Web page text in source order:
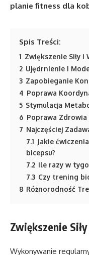
planie fitness dla
Spis Treści:
1 Zwiększenie Siły i
2 Ujędrnienie i
3 Zapobieganie
4 Poprawa
5 Stymulacja
6 Poprawa Zdrowia
7 Najczęściej
7.1 Jakie
bicepsu?
7.2 Ile razy w
7.3 Czy trening
8 Różnorodność
Zwiększenie
Wykonywanie